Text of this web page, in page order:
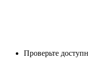
Проверьте